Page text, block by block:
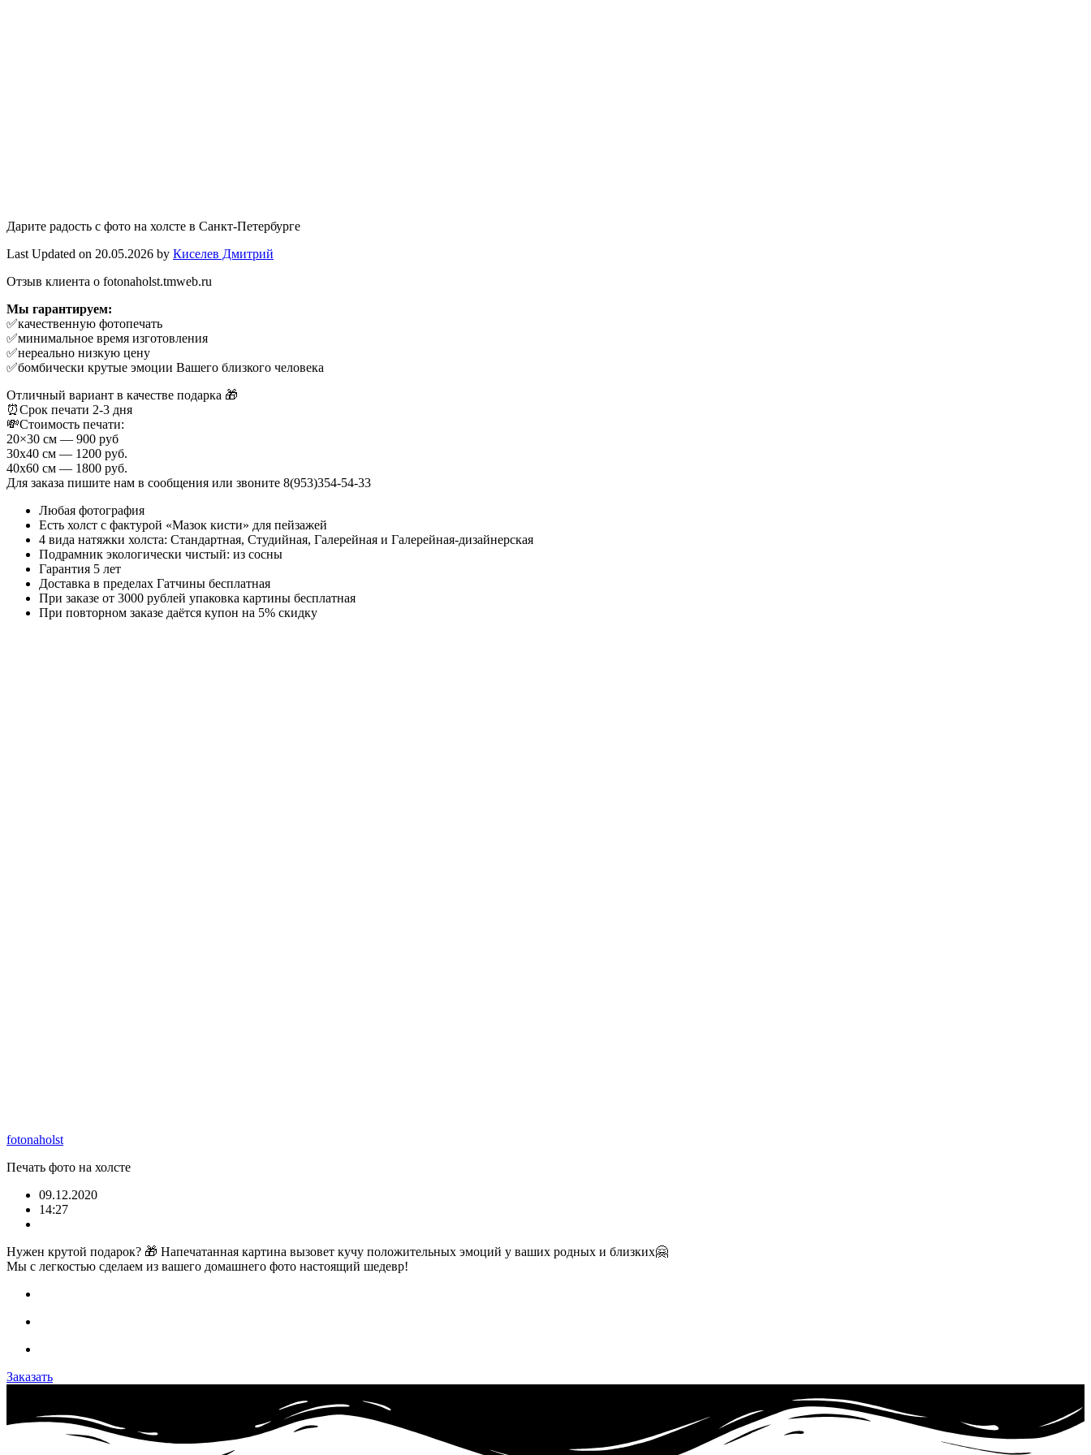
Дарите радость с фото на холсте в Санкт-Петербурге
Last Updated on 20.05.2026 by Киселев Дмитрий
Отзыв клиента о fotonaholst.tmweb.ru
Мы гарантируем:
✅качественную фотопечать
✅минимальное время изготовления
✅нереально низкую цену
✅бомбически крутые эмоции Вашего близкого человека
Отличный вариант в качестве подарка 🎁
⏰Срок печати 2-3 дня
💸Стоимость печати:
20×30 см — 900 руб
30х40 см — 1200 руб.
40х60 см — 1800 руб.
Для заказа пишите нам в сообщения или звоните 8(953)354-54-33
Любая фотография
Есть холст с фактурой «Мазок кисти» для пейзажей
4 вида натяжки холста: Стандартная, Студийная, Галерейная и Галерейная-дизайнерская
Подрамник экологически чистый: из сосны
Гарантия 5 лет
Доставка в пределах Гатчины бесплатная
При заказе от 3000 рублей упаковка картины бесплатная
При повторном заказе даётся купон на 5% скидку
fotonaholst
Печать фото на холсте
09.12.2020
14:27
Hужен крутой подарок? 🎁 Напечатанная картина вызовет кучу положительных эмоций у ваших родных и близких🤗
Мы с легкостью сделаем из вашего домашнего фото настоящий шедевр!
Заказать